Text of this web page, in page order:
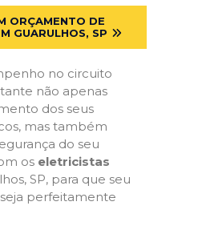
ORÇAMENTO DE
GUARULHOS, SP
no circuito
não apenas
dos seus
mas também
do seu
os eletricistas
SP, para que seu
perfeitamente